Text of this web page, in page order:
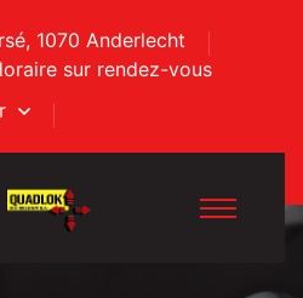
1070 Anderlecht
sur rendez-vous